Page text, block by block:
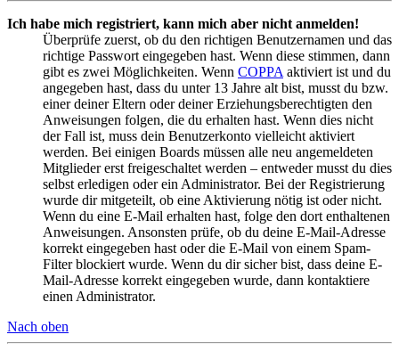
Ich habe mich registriert, kann mich aber nicht anmelden!
Überprüfe zuerst, ob du den richtigen Benutzernamen und das
richtige Passwort eingegeben hast. Wenn diese stimmen, dann
gibt es zwei Möglichkeiten. Wenn COPPA aktiviert ist und du
angegeben hast, dass du unter 13 Jahre alt bist, musst du bzw.
einer deiner Eltern oder deiner Erziehungsberechtigten den
Anweisungen folgen, die du erhalten hast. Wenn dies nicht
der Fall ist, muss dein Benutzerkonto vielleicht aktiviert
werden. Bei einigen Boards müssen alle neu angemeldeten
Mitglieder erst freigeschaltet werden – entweder musst du dies
selbst erledigen oder ein Administrator. Bei der Registrierung
wurde dir mitgeteilt, ob eine Aktivierung nötig ist oder nicht.
Wenn du eine E-Mail erhalten hast, folge den dort enthaltenen
Anweisungen. Ansonsten prüfe, ob du deine E-Mail-Adresse
korrekt eingegeben hast oder die E-Mail von einem Spam-
Filter blockiert wurde. Wenn du dir sicher bist, dass deine E-
Mail-Adresse korrekt eingegeben wurde, dann kontaktiere
einen Administrator.
Nach oben